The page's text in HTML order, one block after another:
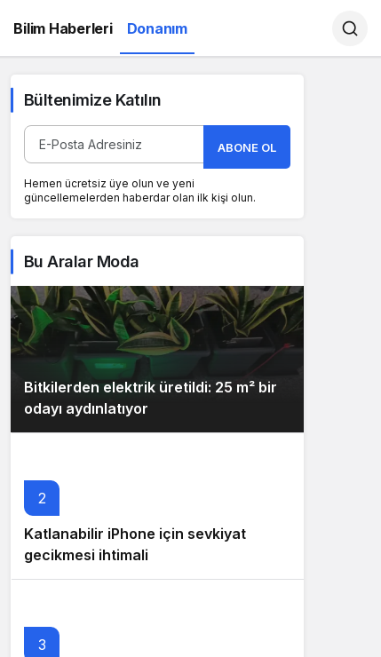
Bilim Haberleri Donanım
Bültenimize Katılın
ABONE OL
Hemen ücretsiz üye olun ve yeni
güncellemelerden haberdar olan ilk kişi olun.
Bu Aralar Moda
Bitkilerden elektrik üretildi: 25 m² bir
odayı aydınlatıyor
2
Katlanabilir iPhone için sevkiyat
gecikmesi ihtimali
3